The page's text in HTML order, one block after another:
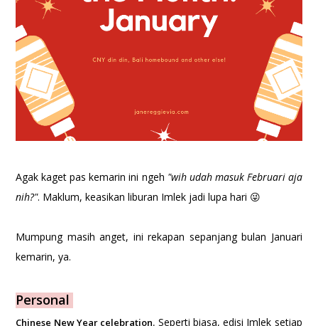
Agak kaget pas kemarin ini ngeh "wih udah masuk Februari aja
nih?". Maklum, keasikan liburan Imlek jadi lupa hari 😜
Mumpung masih anget, ini rekapan sepanjang bulan Januari
kemarin, ya.
Personal
Chinese New Year celebration. Seperti biasa, edisi Imlek setiap